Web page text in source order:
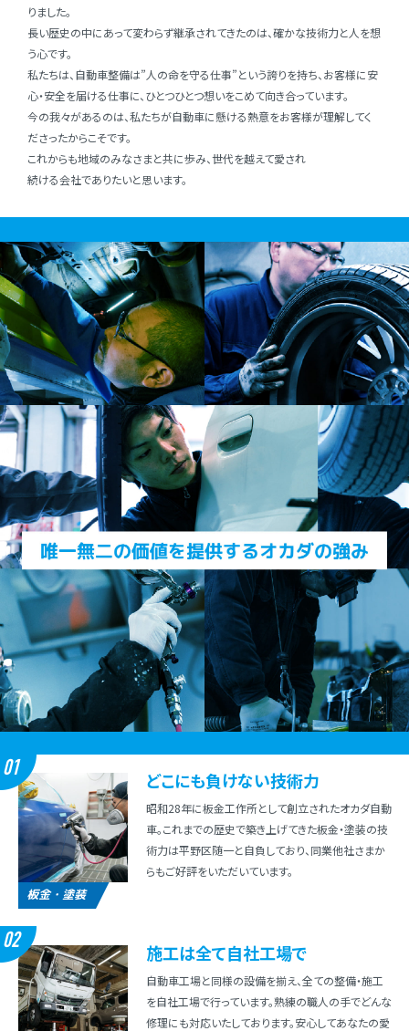
りました。
⻑い歴史の中にあって変わらず継承されてきたのは、確かな技術⼒と⼈を想
う⼼です。
私たちは、⾃動⾞整備は”⼈の命を守る仕事”という誇りを持ち、お客様に安
⼼・安全を届ける仕事に、ひとつひとつ想いをこめて向き合っています。
今の我々があるのは、私たちが⾃動⾞に懸ける熱意をお客様が理解してく
ださったからこそです。
これからも地域のみなさまと共に歩み、世代を越えて愛され
続ける会社でありたいと思います。
01
板金・塗装
どこにも負けない技術⼒
昭和28年に板⾦⼯作所として創⽴されたオカダ⾃動
⾞。これまでの歴史で築き上げてきた板⾦・塗装の技
術⼒は平野区随⼀と⾃負しており、同業他社さまか
らもご好評をいただいています。
02 施⼯は全て⾃社⼯場で
⾃動⾞⼯場と同様の設備を揃え、全ての整備・施⼯
を⾃社⼯場で⾏っています。熟練の職⼈の⼿でどんな
修理にも対応いたしております。安⼼してあなたの愛